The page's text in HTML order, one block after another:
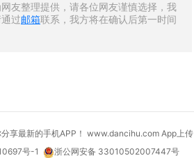
友整理提供，请各位网友谨慎选择，我
过邮箱联系，我方将在确认后第一时间
享最新的手机APP！ www.dancihu.com App上传
号-1
浙公网安备 33010502007447号